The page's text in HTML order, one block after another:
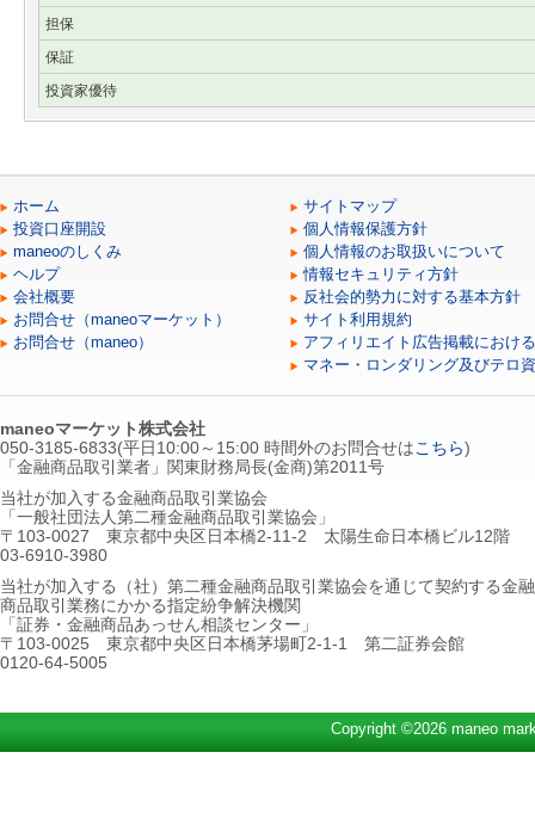
担保
保証
投資家優待
ホーム
投資口座開設
maneoのしくみ
ヘルプ
会社概要
お問合せ（maneoマーケット）
お問合せ（maneo）
サイトマップ
個人情報保護方針
個人情報のお取扱いについて
情報セキュリティ方針
反社会的勢力に対する基本方針
サイト利用規約
アフィリエイト広告掲載におけ
マネー・ロンダリング及びテロ
maneoマーケット株式会社
050-3185-6833(平日10:00～15:00 時間外のお問合せは こちら)
「金融商品取引業者」関東財務局長(金商)第2011号
当社が加入する金融商品取引業協会
「一般社団法人第二種金融商品取引業協会」
〒103-0027 東京都中央区日本橋2-11-2 太陽生命日本橋ビル12階
03-6910-3980
当社が加入する（社）第二種金融商品取引業協会を通じて契約する金融
商品取引業務にかかる指定紛争解決機関
「証券・金融商品あっせん相談センター」
〒103-0025 東京都中央区日本橋茅場町2-1-1 第二証券会館
0120-64-5005
Copyright ©2026 maneo